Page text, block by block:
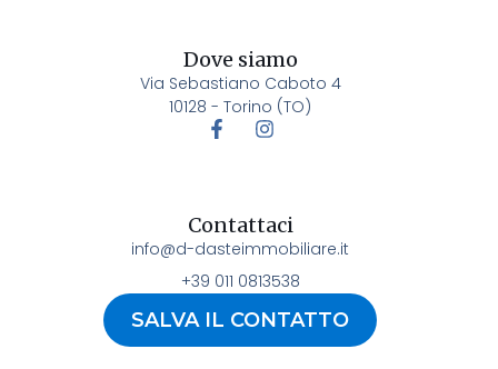
Dove siamo
Via Sebastiano Caboto 4
10128 - Torino (TO)
Contattaci
info@d-dasteimmobiliare.it
+39 011 0813538
SALVA IL CONTATTO